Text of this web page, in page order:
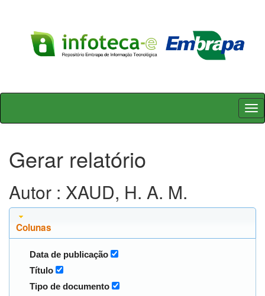
Skip
Gerar relatório
Autor : XAUD, H. A. M.
Colunas
Data de publicação
Título
Tipo de documento